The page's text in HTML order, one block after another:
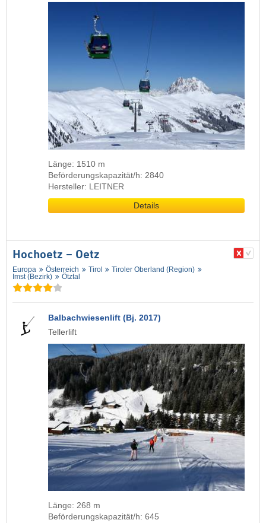
Länge: 1510 m
Beförderungskapazität/h: 2840
Hersteller: LEITNER
Details
Hochoetz – Oetz
Europa Österreich Tirol
Tiroler Oberland (Region)
Imst (Bezirk)
Ötztal
Balbachwiesenlift (Bj. 2017)
Tellerlift
Länge: 268 m
Beförderungskapazität/h: 645